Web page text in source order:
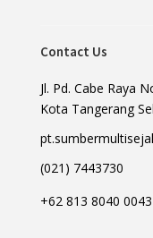
Contact Us
Jl. Pd. Cabe Raya
Kota Tangerang
(021) 7443730
+62 813 8040